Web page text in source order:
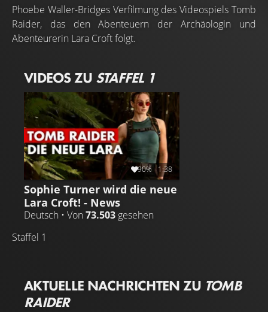
Phoebe Waller-Bridges Verfilmung des Videospiels Tomb
Raider, das den Abenteuern der Archäologin und
Abenteurerin Lara Croft folgt.
VIDEOS ZU STAFFEL 1
90% 1:38
Sophie Turner wird die neue
Lara Croft! - News
Deutsch • Von 73.503 gesehen
Staffel 1
AKTUELLE NACHRICHTEN ZU TOMB
RAIDER